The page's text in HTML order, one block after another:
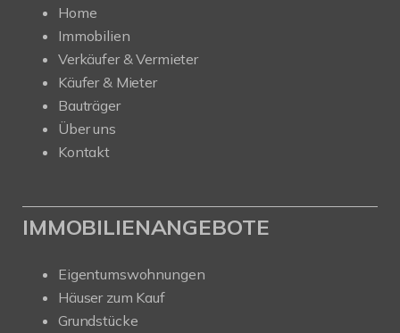
Home
Immobilien
Verkäufer & Vermieter
Käufer & Mieter
Bauträger
Über uns
Kontakt
IMMOBILIENANGEBOTE
Eigentumswohnungen
Häuser zum Kauf
Grundstücke